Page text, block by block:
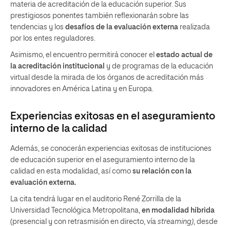
materia de acreditación de la educación superior. Sus
prestigiosos ponentes también reflexionarán sobre las
tendencias y los desafíos de la evaluación externa realizada
por los entes reguladores.
Asimismo, el encuentro permitirá conocer el estado actual de
la acreditación institucional y de programas de la educación
virtual desde la mirada de los órganos de acreditación más
innovadores en América Latina y en Europa.
Experiencias exitosas en el aseguramiento
interno de la calidad
Además, se conocerán experiencias exitosas de instituciones
de educación superior en el aseguramiento interno de la
calidad en esta modalidad, así como su relación con la
evaluación externa.
La cita tendrá lugar en el auditorio René Zorrilla de la
Universidad Tecnológica Metropolitana, en modalidad híbrida
(presencial y con retrasmisión en directo, vía streaming) , desde